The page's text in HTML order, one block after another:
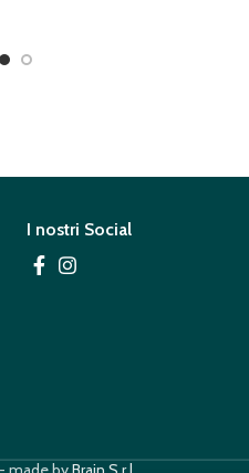
I nostri Social